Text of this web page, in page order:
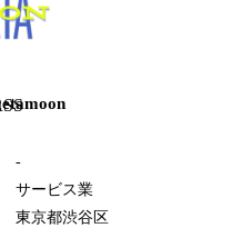
-
サービス業
東京都渋谷区